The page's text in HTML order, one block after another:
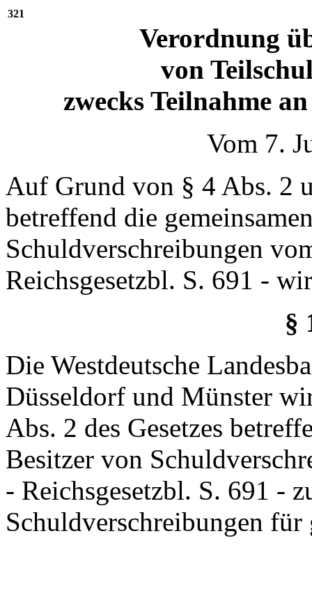
321
Verordnung
von
zwecks Teilnahme
Vom 7.
Auf Grund von § 4 Abs. 2
betreffend die
Schuldverschreibungen
Reichsgesetzbl. S. 691 -
§
Die Westdeutsche
Düsseldorf und Münster
Abs. 2 des Gesetzes
Besitzer von
- Reichsgesetzbl. S. 691 -
Schuldverschreibungen für